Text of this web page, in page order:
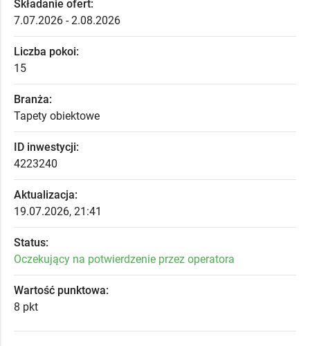
Składanie ofert:
7.07.2026 - 2.08.2026
Liczba pokoi:
15
Branża:
Tapety obiektowe
ID inwestycji:
4223240
Aktualizacja:
19.07.2026, 21:41
Status:
Oczekujący na potwierdzenie przez operatora
Wartość punktowa:
8 pkt